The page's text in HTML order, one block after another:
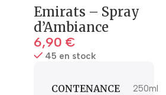
Emirats – Spray
d’Ambiance
6,90 €
45 en stock
CONTENANCE 250ml